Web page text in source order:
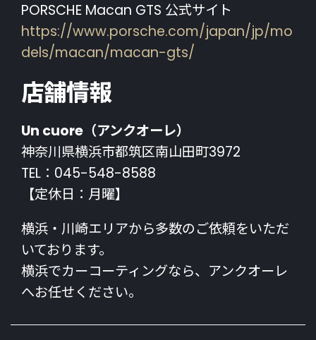
PORSCHE Macan GTS 公式サイト
https://www.porsche.com/japan/jp/mo
dels/macan/macan-gts/
店舗情報
Un cuore（アンクオーレ）
神奈川県横浜市都筑区南山田町3972
TEL：045-548-8588
【定休日：月曜】
横浜・川崎エリアから多数のご依頼をいただ
いております。
横浜でカーコーティングなら、アンクオーレ
へお任せください。